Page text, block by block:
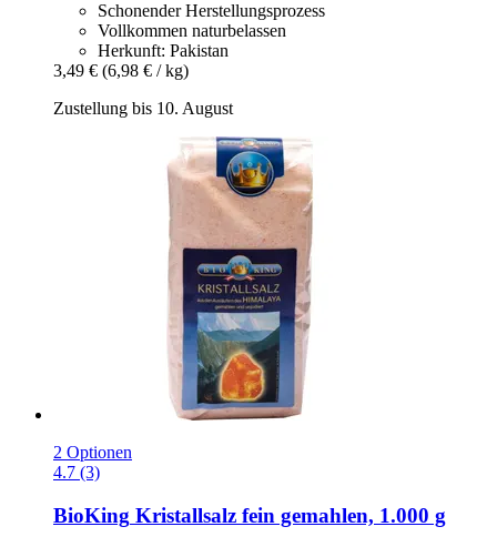
Schonender Herstellungsprozess
Vollkommen naturbelassen
Herkunft: Pakistan
3,49 € (6,98 € / kg)
Zustellung bis 10. August
2 Optionen
4.7 (3)
BioKing Kristallsalz fein gemahlen, 1.000 g